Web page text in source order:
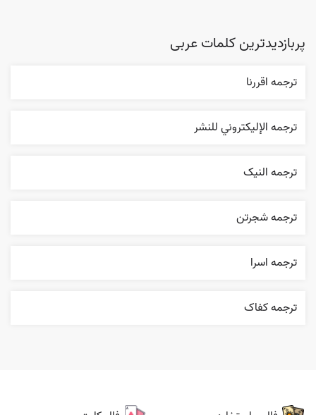
پربازدیدترین کلمات عربی
ترجمه اقررنا
ترجمه الإليکتروني للنشر
ترجمه النیک
ترجمه شجرتن
ترجمه اسرا
ترجمه کفاک